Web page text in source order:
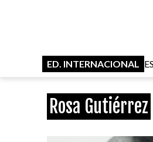
ED. INTERNACIONAL
Rosa Gutiérrez